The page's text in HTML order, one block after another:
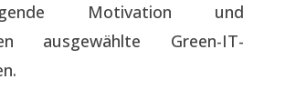
Motivation und
ausgewählte Green-IT-